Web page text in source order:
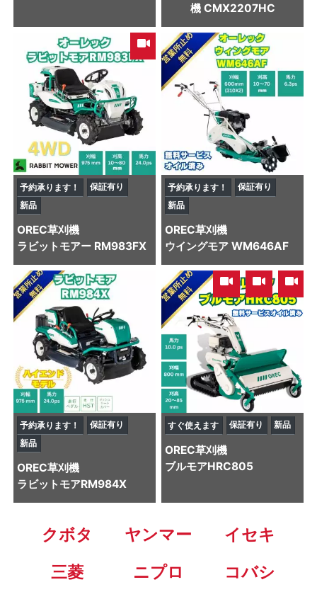
機 CMX2207HC
予約承ります！
保証有り
新品
OREC草刈機
ラビットモアー RM983FX
予約承ります！
保証有り
新品
OREC草刈機
ウイングモア WM646AF
予約承ります！
保証有り
新品
OREC草刈機
ラビットモアRM984X
, ,
すぐ使えます 保証有り 新品
OREC草刈機
ブルモアHRC805
クボタ ヤンマー
イセキ
三菱
ニプロ コバシ